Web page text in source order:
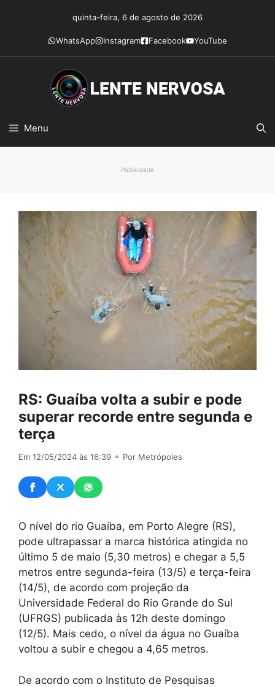
conteúdo
quinta-feira, 6 de agosto de 2026
WhatsApp Instagram Facebook YouTube
Menu
Publicidade
RS: Guaíba volta a subir e pode
superar recorde entre segunda e
terça
Em 12/05/2024 às 16:39 ⚬ Por Metrópoles
O nível do rio Guaíba, em Porto Alegre (RS),
pode ultrapassar a marca histórica atingida no
último 5 de maio (5,30 metros) e chegar a 5,5
metros entre segunda-feira (13/5) e terça-feira
(14/5), de acordo com projeção da
Universidade Federal do Rio Grande do Sul
(UFRGS) publicada às 12h deste domingo
(12/5). Mais cedo, o nível da água no Guaíba
voltou a subir e chegou a 4,65 metros.
De acordo com o Instituto de Pesquisas